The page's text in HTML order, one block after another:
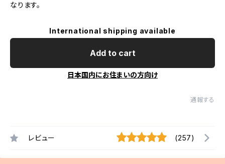
なります。
International shipping available
Add to cart
日本国内にお住まいの方向け
通報する
レビュー (257)